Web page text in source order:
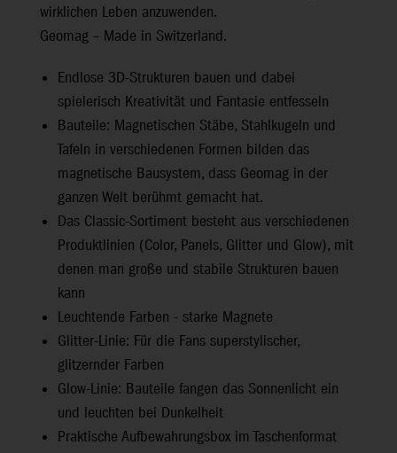
wirklichen Leben anzuwenden.
Geomag – Made in Switzerland.
Endlose 3D-Strukturen bauen und dabei
spielerisch Kreativität und Fantasie entfesseln
Bauteile: Magnetischen Stäbe, Stahlkugeln und
Tafeln in verschiedenen Formen bilden das
magnetische Bausystem, dass Geomag in der
ganzen Welt berühmt gemacht hat.
Das Classic-Sortiment besteht aus verschiedenen
Produktlinien (Color, Panels, Glitter und Glow), mit
denen man große und stabile Strukturen bauen
kann
Leuchtende Farben - starke Magnete
Glitter-Linie: Für die Fans superstylischer,
glitzernder Farben
Glow-Linie: Bauteile fangen das Sonnenlicht ein
und leuchten bei Dunkelheit
Praktische Aufbewahrungsbox im Taschenformat